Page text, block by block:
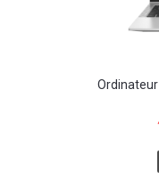
Ordinateur